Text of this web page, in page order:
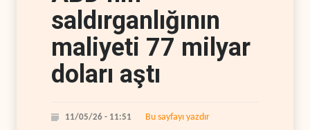
saldırganlığının
maliyeti 77 milyar
doları aştı
11/05/26 - 11:51 Bu sayfayı yazdır